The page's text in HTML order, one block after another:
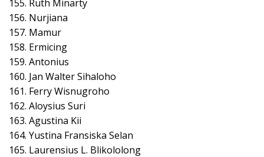
155. Ruth Minarty
156. Nurjiana
157. Mamur
158. Ermicing
159. Antonius
160. Jan Walter Sihaloho
161. Ferry Wisnugroho
162. Aloysius Suri
163. Agustina Kii
164. Yustina Fransiska Selan
165. Laurensius L. Blikololong